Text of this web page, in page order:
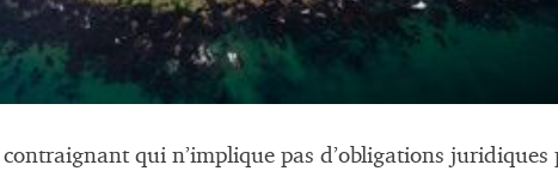
contraignant qui n’implique pas d’obligations juridiques